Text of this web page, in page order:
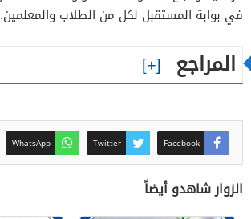
في بوابة المستقبل لكل من الطلاب والمعلمين.
المراجع
Facebook
Twitter
WhatsApp
الزوار شاهدو أيضاً